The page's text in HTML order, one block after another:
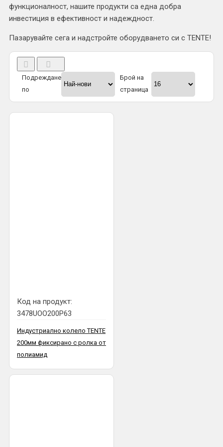
функционалност, нашите продукти са една добра
инвестиция в ефективност и надеждност.
Пазарувайте сега и надстройте оборудването си с TENTE!
Подреждане
по
Брой на
страница
Код на продукт:
3478UOO200P63
Индустриално колело TENTE
200мм фиксирано с ролка от
полиамид